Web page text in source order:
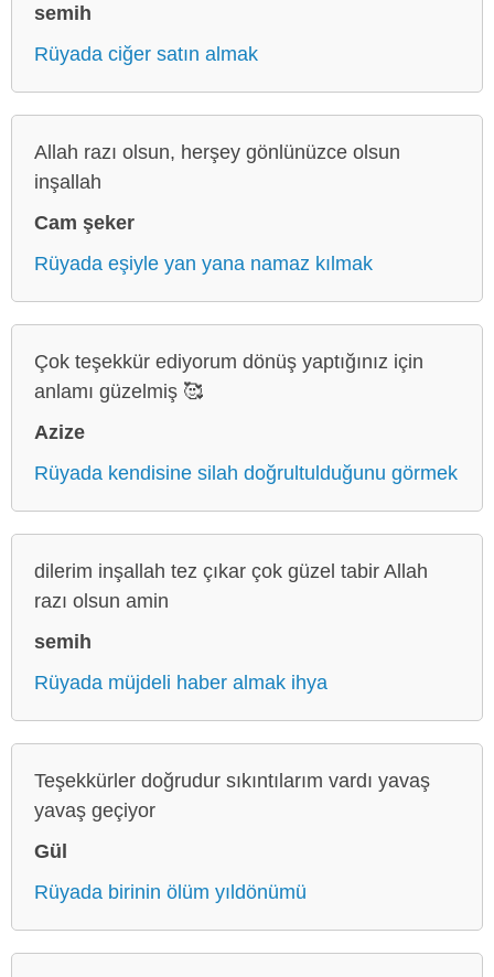
semih
Rüyada ciğer satın almak
Allah razı olsun, herşey gönlünüzce olsun
inşallah
Cam şeker
Rüyada eşiyle yan yana namaz kılmak
Çok teşekkür ediyorum dönüş yaptığınız için
anlamı güzelmiş 🥰
Azize
Rüyada kendisine silah doğrultulduğunu görmek
dilerim inşallah tez çıkar çok güzel tabir Allah
razı olsun amin
semih
Rüyada müjdeli haber almak ihya
Teşekkürler doğrudur sıkıntılarım vardı yavaş
yavaş geçiyor
Gül
Rüyada birinin ölüm yıldönümü